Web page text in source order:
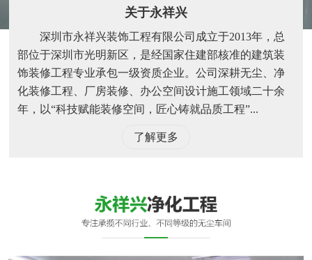
关于永祥兴
深圳市永祥兴装饰工程有限公司成立于2013年，总
部位于深圳市光明新区，是经国家住建部核准的建筑装
饰装修工程专业承包一级资质企业。公司深耕无尘、净
化装修工程、厂房装修、办公空间设计施工领域二十余
年，以“科技赋能装修空间，匠心铸就品质工程”...
了解更多